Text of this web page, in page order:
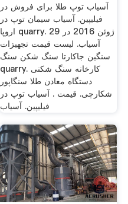
آسیاب توپ طلا برای فروش در
فیلیپین. آسیاب سیمان توپ در
اروپا quarry. 29 ژوئن 2016 در
آسیاب. لیست قیمت تجهیزات
سنگین جاکارتا سنگ شکن سنگ
quarry. کارخانه سنگ شکنی
دستگاه معادن طلا سنگاپور
شکارچی. قیمت . آسیاب توپ در
فیلیپین. آسیاب